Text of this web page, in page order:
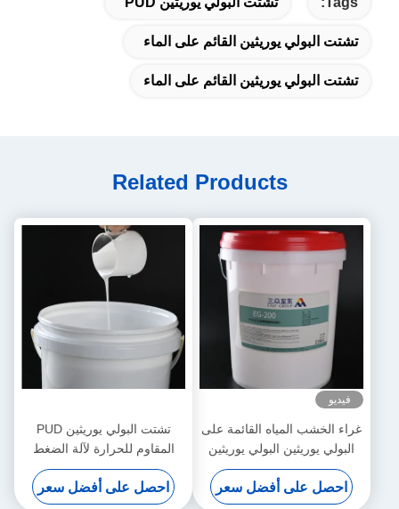
تشتت البولي يوريثين القائم على الماء
تشتت البولي يوريثين القائم على الماء
Related Products
فيديو
غراء الخشب المياه القائمة على
البولي يوريثين البولي يوريثين
التشتت غشاء PVC تشكيل
الفراغ 3D
احصل على أفضل سعر
تشتت البولي يوريثين PUD
المقاوم للحرارة لآلة الضغط
على غشاء الفراغ
احصل على أفضل سعر